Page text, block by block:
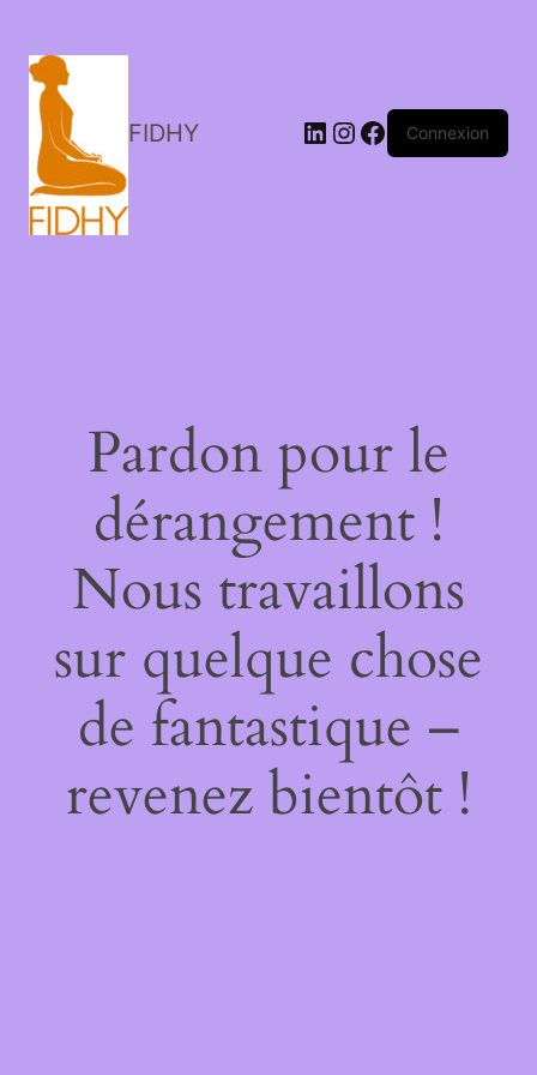
FIDHY LinkedIn
Instagram
Facebook
Connexion
Pardon pour le
dérangement !
Nous travaillons
sur quelque chose
de fantastique –
revenez bientôt !